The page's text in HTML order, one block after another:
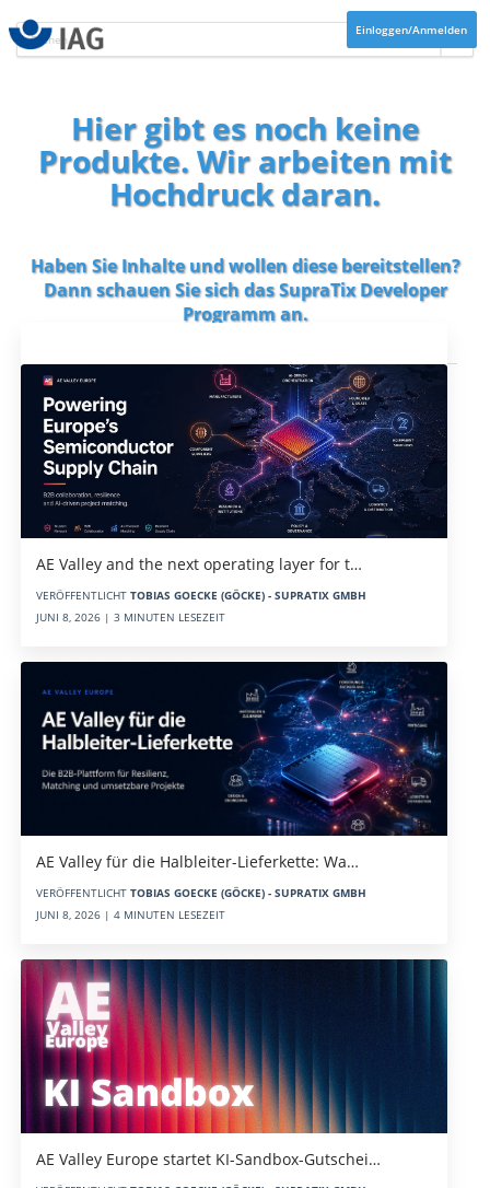
Einloggen/Anmelden
Hier gibt es noch keine
Produkte. Wir arbeiten mit
Hochdruck daran.
Haben Sie Inhalte und wollen diese bereitstellen?
Dann schauen Sie sich dasSupraTix Developer
Programman.
AE Valley and the next operating layer for t…
VERÖFFENTLICHT TOBIAS GOECKE (GÖCKE) - SUPRATIX GMBH
JUNI 8, 2026 | 3 MINUTEN LESEZEIT
AE Valley für die Halbleiter-Lieferkette: Wa…
VERÖFFENTLICHT TOBIAS GOECKE (GÖCKE) - SUPRATIX GMBH
JUNI 8, 2026 | 4 MINUTEN LESEZEIT
AE Valley Europe startet KI-Sandbox-Gutschei…